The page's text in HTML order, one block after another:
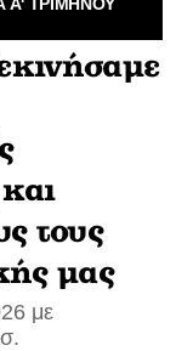
Α' ΤΡΙΜΗΝΟΥ
τους
μας
με